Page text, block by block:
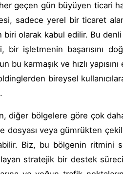
geçen gün büyüyen ticari
sadece yerel bir ticaret
biri olarak kabul edilir. Bu
bir işletmenin başarısını
bu karmaşık ve hızlı
bireysel
diğer bölgelere göre çok
dosyası veya gümrükten
Biz, bu bölgenin ritmini
stratejik bir destek